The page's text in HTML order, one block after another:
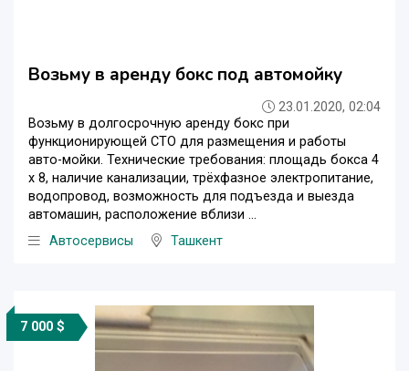
Возьму в аренду бокс под автомойку
23.01.2020, 02:04
Возьму в долгосрочную аренду бокс при
функционирующей СТО для размещения и работы
авто-мойки. Технические требования: площадь бокса 4
х 8, наличие канализации, трёхфазное электропитание,
водопровод, возможность для подъезда и выезда
автомашин, расположение вблизи ...
Автосервисы
Ташкент
7 000 $